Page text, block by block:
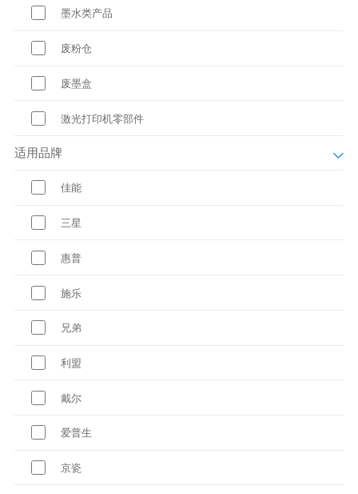
墨水类产品
废粉仓
废墨盒
激光打印机零部件
适用品牌
佳能
三星
惠普
施乐
兄弟
利盟
戴尔
爱普生
京瓷